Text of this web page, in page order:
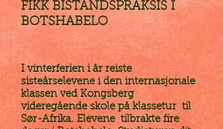
FIKK BISTANDSPRAKSIS I
BOTSHABELO
I vinterferien i år reiste
sisteårselevene i den internasjonale
klassen ved Kongsberg
videregående skole på klassetur til
Sør-Afrika. Elevene tilbrakte fire